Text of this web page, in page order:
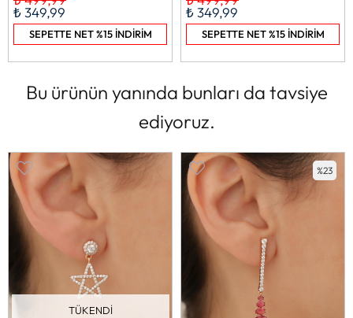
₺ 349,99
SEPETTE NET %15 İNDİRİM
₺ 349,99
SEPETTE NET %15 İNDİRİM
Bu ürünün yanında bunları da tavsiye
ediyoruz.
TÜKENDI
%23